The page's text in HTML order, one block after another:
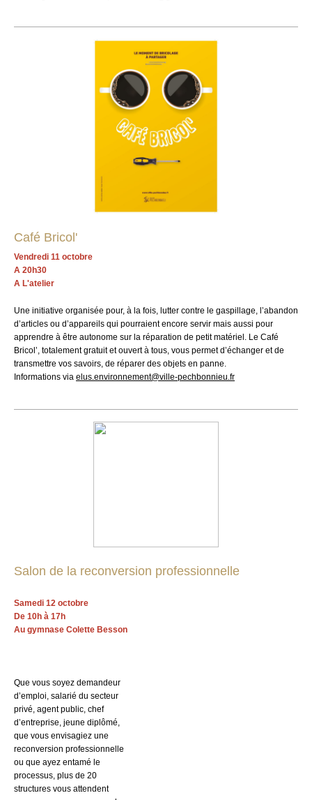
Café Bricol'
Vendredi 11 octobre
A 20h30
A L'atelier
Une initiative organisée pour, à la fois, lutter contre le gaspillage, l’abandon
d’articles ou d’appareils qui pourraient encore servir mais aussi pour
apprendre à être autonome sur la réparation de petit matériel. Le Café
Bricol’, totalement gratuit et ouvert à tous, vous permet d’échanger et de
transmettre vos savoirs, de réparer des objets en panne.
Informations via elus.environnement@ville-pechbonnieu.fr
Salon de la reconversion professionnelle
Samedi 12 octobre
De 10h à 17h
Au gymnase Colette Besson
Que vous soyez demandeur
d’emploi, salarié du secteur
privé, agent public, chef
d’entreprise, jeune diplômé,
que vous envisagiez une
reconversion professionnelle
ou que ayez entamé le
processus, plus de 20
structures vous attendent